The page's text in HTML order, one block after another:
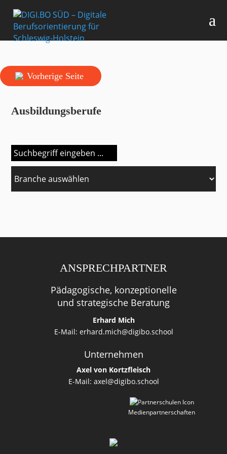
Vorherige Seite
Ausbildungsberufe
ANSPRECHPARTNER
Pädagogische, konzeptionelle
und strategische Beratung
Erhard Mich
E-Mail: erhard.mich@digibo.school
Unternehmen
Axel von Kortzfleisch
E-Mail: axel@digibo.school
Medienpartnerschaften